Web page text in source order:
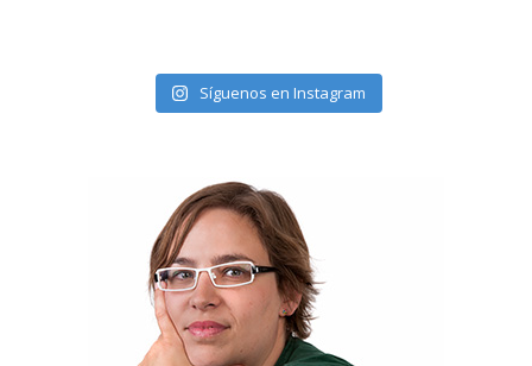
Síguenos en Instagram